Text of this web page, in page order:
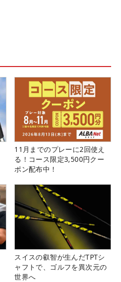
11月までのプレーに2回使え
る！コース限定3,500円クー
ポン配布中！
スイスの叡智が生んだTPTシ
ャフトで、ゴルフを異次元の
世界へ